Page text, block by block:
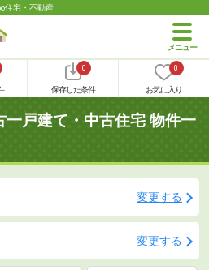
住宅・不動産
0
保存した条件
0
お気に入り
戸建て・中古住宅 物件一
変更する
変更する